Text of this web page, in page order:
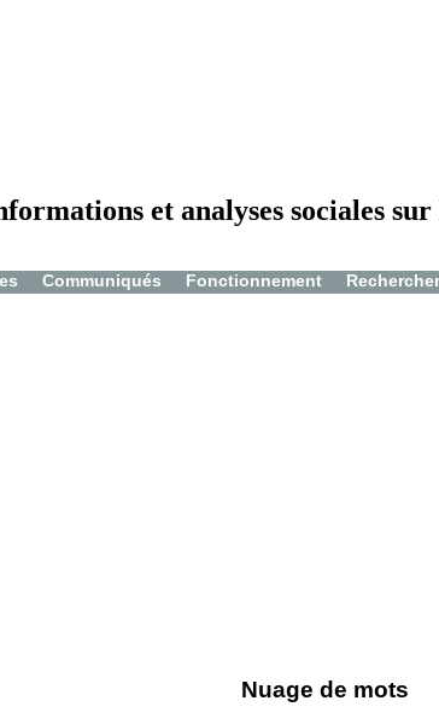
et analyses sociales
Communiqués Fonctionnement Rechercher
Nuage de mots